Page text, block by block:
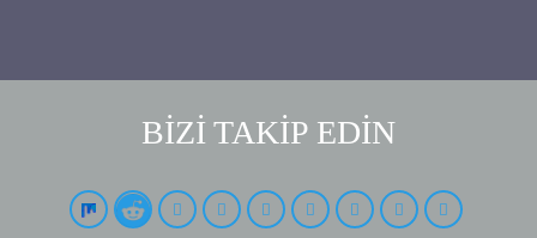
BİZİ TAKİP EDİN